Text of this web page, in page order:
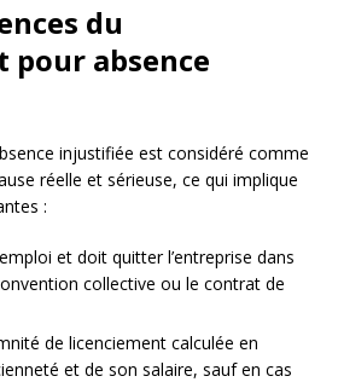
du
pour absence
injustifiée est considéré comme
réelle et sérieuse, ce qui implique
:
et doit quitter l’entreprise dans
collective ou le contrat de
de licenciement calculée en
et de son salaire, sauf en cas